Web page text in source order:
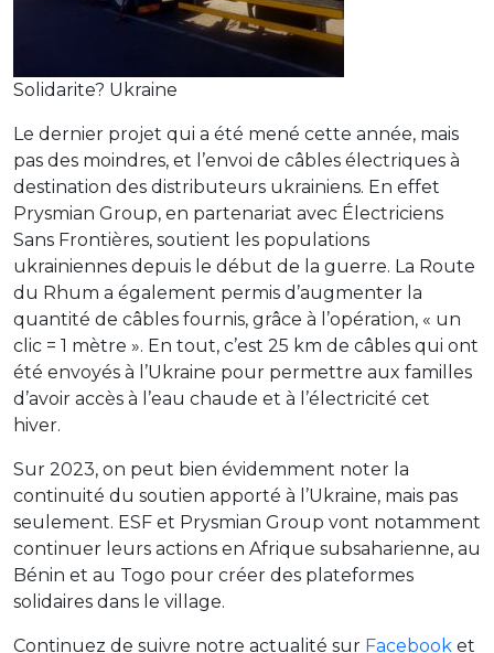
Solidarite? Ukraine
Le dernier projet qui a été mené cette année, mais
pas des moindres, et l’envoi de câbles électriques à
destination des distributeurs ukrainiens. En effet
Prysmian Group, en partenariat avec Électriciens
Sans Frontières, soutient les populations
ukrainiennes depuis le début de la guerre. La Route
du Rhum a également permis d’augmenter la
quantité de câbles fournis, grâce à l’opération, « un
clic = 1 mètre ». En tout, c’est 25 km de câbles qui ont
été envoyés à l’Ukraine pour permettre aux familles
d’avoir accès à l’eau chaude et à l’électricité cet
hiver.
Sur 2023, on peut bien évidemment noter la
continuité du soutien apporté à l’Ukraine, mais pas
seulement. ESF et Prysmian Group vont notamment
continuer leurs actions en Afrique subsaharienne, au
Bénin et au Togo pour créer des plateformes
solidaires dans le village.
Continuez de suivre notre actualité sur Facebook et